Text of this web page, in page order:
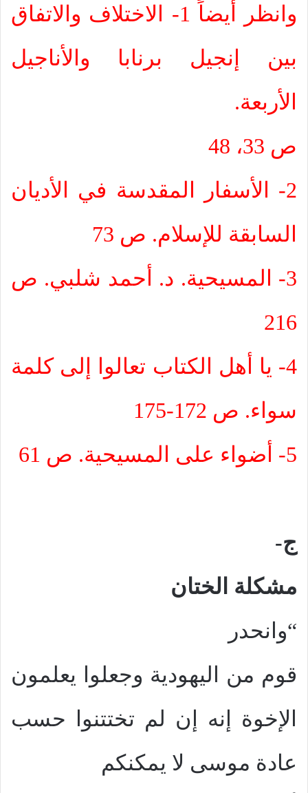
وانظر أيضاً 1- الاختلاف والاتفاق
بين إنجيل برنابا والأناجيل
الأربعة.
ص 33، 48
2- الأسفار المقدسة في الأديان
السابقة للإسلام. ص 73
3- المسيحية. د. أحمد شلبي. ص
216
4- يا أهل الكتاب تعالوا إلى كلمة
سواء. ص 172-175
5- أضواء على المسيحية. ص 61
ج-
مشكلة الختان
“وانحدر
قوم من اليهودية وجعلوا يعلمون
الإخوة إنه إن لم تختتنوا حسب
عادة موسى لا يمكنكم